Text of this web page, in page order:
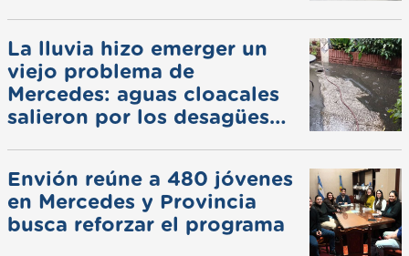
La lluvia hizo emerger un
viejo problema de
Mercedes: aguas cloacales
salieron por los desagües
Envión reúne a 480 jóvenes
en Mercedes y Provincia
busca reforzar el programa